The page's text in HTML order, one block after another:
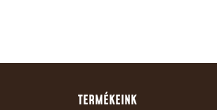
TERMÉKEINK